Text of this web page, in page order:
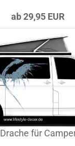
ab 29,95 EUR
Drache für